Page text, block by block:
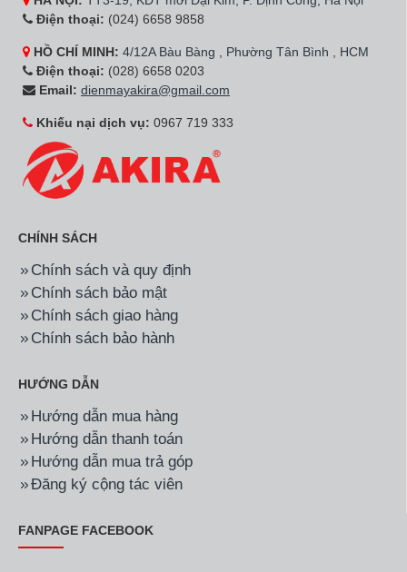
Điện thoại: (024) 6658 9858
HỒ CHÍ MINH: 4/12A Bàu Bàng , Phường Tân Bình , HCM
Điện thoại: (028) 6658 0203
Email: dienmayakira@gmail.com
Khiếu nại dịch vụ: 0967 719 333
CHÍNH SÁCH
Chính sách và quy định
Chính sách bảo mật
Chính sách giao hàng
Chính sách bảo hành
HƯỚNG DẪN
Hướng dẫn mua hàng
Hướng dẫn thanh toán
Hướng dẫn mua trả góp
Đăng ký cộng tác viên
FANPAGE FACEBOOK